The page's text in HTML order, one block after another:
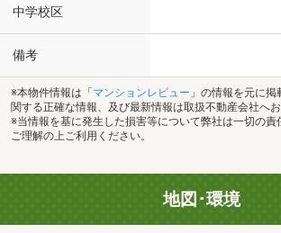
中学校区
備考
※本物件情報は「 マンションレビュー 」の情報を元に
関する正確な情報、及び最新情報は取扱不動産会社へ
※当情報を基に発生した損害等について弊社は一切の責
ご理解の上ご利用ください。
地図･環境